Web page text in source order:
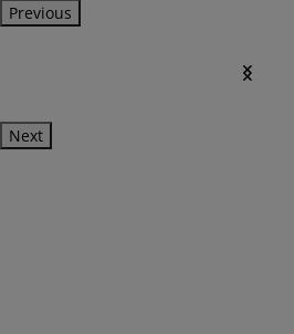
Previous
Next